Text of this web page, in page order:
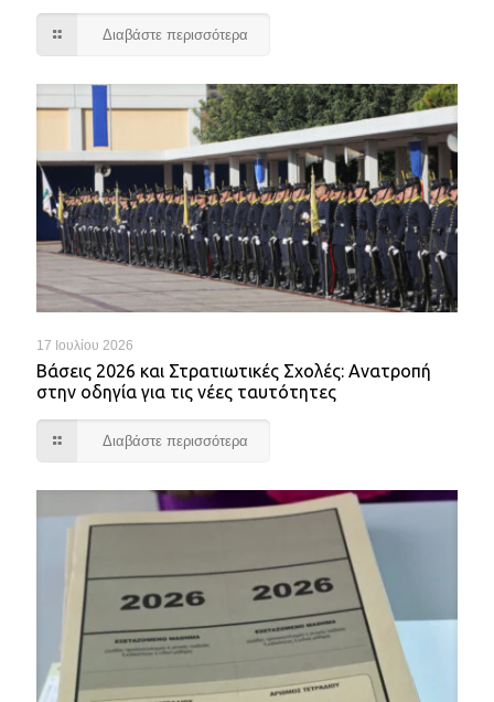
Διαβάστε περισσότερα
17 Ιουλίου 2026
Βάσεις 2026 και Στρατιωτικές Σχολές: Ανατροπή
στην οδηγία για τις νέες ταυτότητες
Διαβάστε περισσότερα